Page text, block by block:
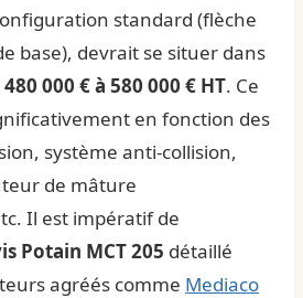
standard (flèche
base), devrait se situer dans
480 000 € à 580 000 € HT. Ce
en fonction des
système anti-collision,
de mâture
Il est impératif de
Potain MCT 205 détaillé
agréés comme Mediaco